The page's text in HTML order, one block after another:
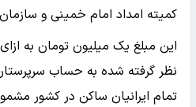
کمیته امداد امام خمینی و
این مبلغ یک میلیون تومان به
نظر گرفته شده به حساب
تمام ایرانیان ساکن در کشور